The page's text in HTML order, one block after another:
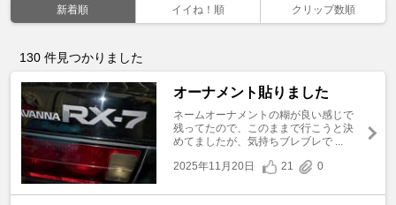
新着順 イイね！順 クリップ数順
130 件見つかりました
オーナメント貼りました
ネームオーナメントの糊が良い感じで
残ってたので、このままで行こうと決
めてましたが、気持ちブレブレで ...
2025年11月20日
21 0